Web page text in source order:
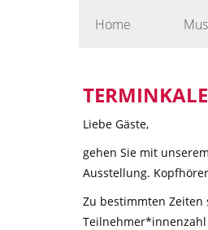
Home
Liebe Gäste,
gehen Sie mit unserem
Ausstellung.
Zu bestimmten Zeiten
Teilnehmer*innenzahl